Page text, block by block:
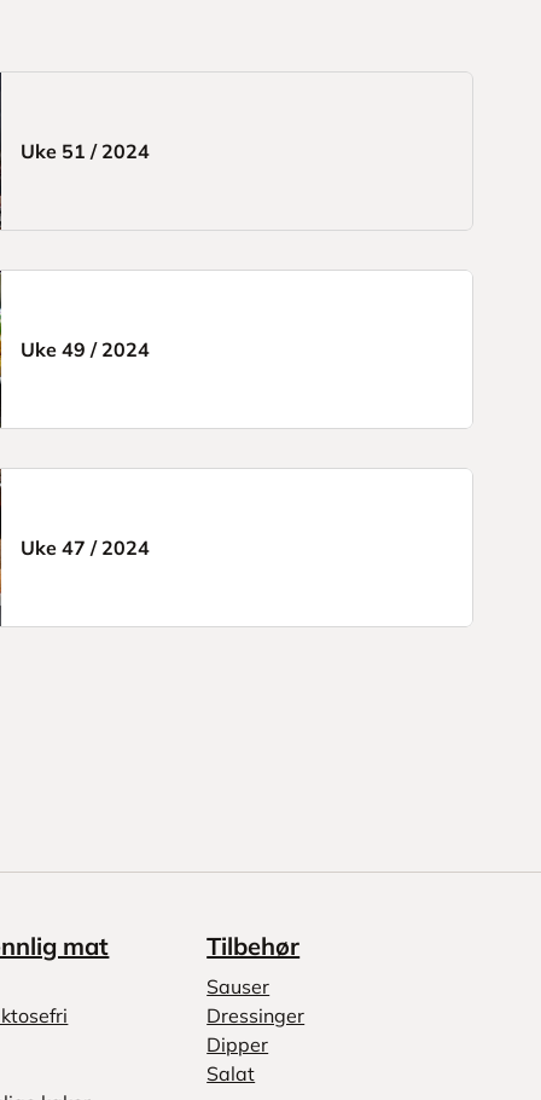
Uke 51 / 2024
Uke 49 / 2024
Uke 47 / 2024
mat Tilbehør
Sauser
Dressinger
Dipper
Salat